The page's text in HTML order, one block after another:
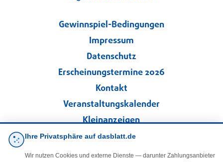
Gewinnspiel-Bedingungen
Impressum
Datenschutz
Erscheinungstermine 2026
Kontakt
Veranstaltungskalender
Kleinanzeigen
Ihre Privatsphäre auf dasblatt.de
Wir nutzen Cookies und externe Dienste — darunter Zahlungsanbieter